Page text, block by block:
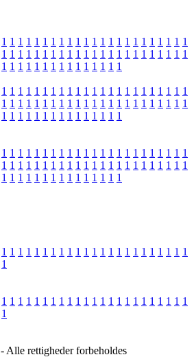
1 1 1 1 1 1 1 1 1 1 1 1 1 1 1 1 1 1 1 1 1 1 1
1 1 1 1 1 1 1 1 1 1 1 1 1 1 1 1 1 1 1 1 1 1 1
1 1 1 1 1 1 1 1 1 1 1 1 1 1 1
1 1 1 1 1 1 1 1 1 1 1 1 1 1 1 1 1 1 1 1 1 1 1
1 1 1 1 1 1 1 1 1 1 1 1 1 1 1 1 1 1 1 1 1 1 1
1 1 1 1 1 1 1 1 1 1 1 1 1 1 1
1 1 1 1 1 1 1 1 1 1 1 1 1 1 1 1 1 1 1 1 1 1 1
1 1 1 1 1 1 1 1 1 1 1 1 1 1 1 1 1 1 1 1 1 1 1
1 1 1 1 1 1 1 1 1 1 1 1 1 1 1
1 1 1 1 1 1 1 1 1 1 1 1 1 1 1 1 1 1 1 1 1 1 1
1
1 1 1 1 1 1 1 1 1 1 1 1 1 1 1 1 1 1 1 1 1 1 1
1
- Alle rettigheder forbeholdes